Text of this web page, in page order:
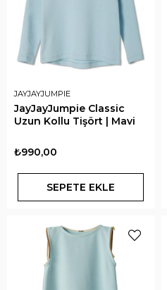
JAYJAYJUMPIE
JayJayJumpie Classic
Uzun Kollu Tişört | Mavi
₺990,00
SEPETE EKLE